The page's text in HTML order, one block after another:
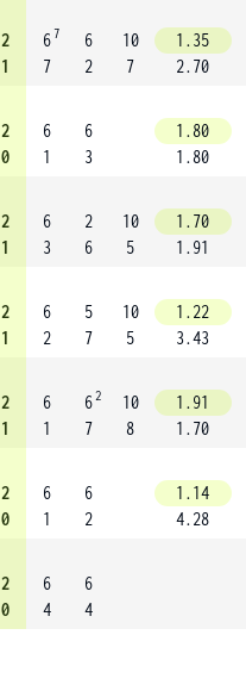
2
1
67
7
6
2
10
7
1.35
2.70
2
0
6
1
6
3
1.80
1.80
2
1
6
3
2
6
10
5
1.70
1.91
2
1
6
2
5
7
10
5
1.22
3.43
2
1
6
1
62
7
10
8
1.91
1.70
2
0
6
1
6
2
1.14
4.28
2
0
6
4
6
4